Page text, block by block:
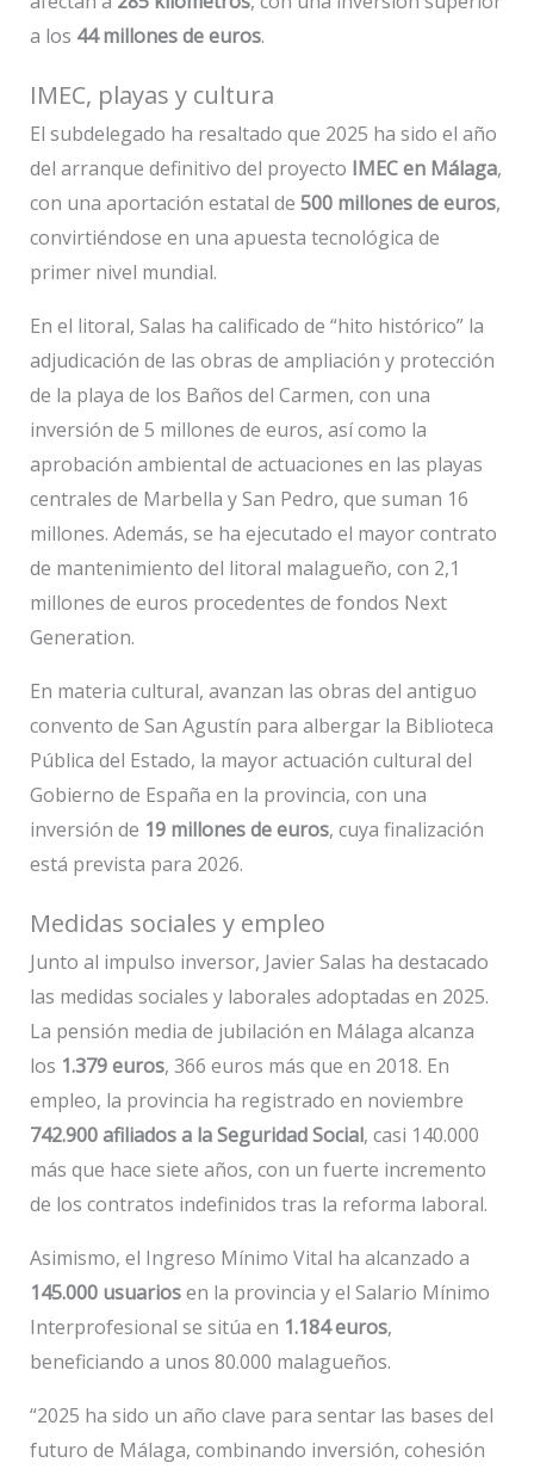
a los 44 millones de euros.
IMEC, playas y cultura
El subdelegado ha resaltado que 2025 ha sido el año
del arranque definitivo del proyecto IMEC en Málaga,
con una aportación estatal de 500 millones de euros,
convirtiéndose en una apuesta tecnológica de
primer nivel mundial.
En el litoral, Salas ha calificado de “hito histórico” la
adjudicación de las obras de ampliación y protección
de la playa de los Baños del Carmen, con una
inversión de 5 millones de euros, así como la
aprobación ambiental de actuaciones en las playas
centrales de Marbella y San Pedro, que suman 16
millones. Además, se ha ejecutado el mayor contrato
de mantenimiento del litoral malagueño, con 2,1
millones de euros procedentes de fondos Next
Generation.
En materia cultural, avanzan las obras del antiguo
convento de San Agustín para albergar la Biblioteca
Pública del Estado, la mayor actuación cultural del
Gobierno de España en la provincia, con una
inversión de 19 millones de euros, cuya finalización
está prevista para 2026.
Medidas sociales y empleo
Junto al impulso inversor, Javier Salas ha destacado
las medidas sociales y laborales adoptadas en 2025.
La pensión media de jubilación en Málaga alcanza
los 1.379 euros, 366 euros más que en 2018. En
empleo, la provincia ha registrado en noviembre
742.900 afiliados a la Seguridad Social, casi 140.000
más que hace siete años, con un fuerte incremento
de los contratos indefinidos tras la reforma laboral.
Asimismo, el Ingreso Mínimo Vital ha alcanzado a
145.000 usuariosen la provincia y el Salario Mínimo
Interprofesional se sitúa en 1.184 euros,
beneficiando a unos 80.000 malagueños.
“2025 ha sido un año clave para sentar las bases del
futuro de Málaga, combinando inversión, cohesión